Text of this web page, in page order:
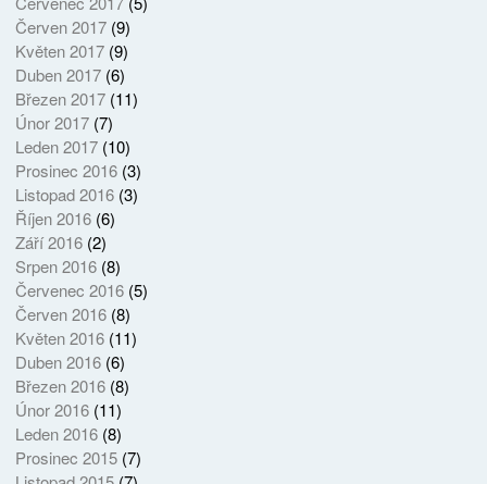
Červen 2017(9)
Květen 2017(9)
Duben 2017(6)
Březen 2017(11)
Únor 2017(7)
Leden 2017(10)
Prosinec 2016(3)
Listopad 2016(3)
Říjen 2016(6)
Září 2016(2)
Srpen 2016(8)
Červenec 2016(5)
Červen 2016(8)
Květen 2016(11)
Duben 2016(6)
Březen 2016(8)
Únor 2016(11)
Leden 2016(8)
Prosinec 2015(7)